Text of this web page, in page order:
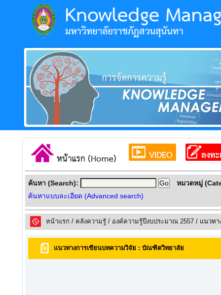
ค้นหา (Search):
ค้นหาแบบละเอียด (Advanced search)
หมวดหมู่
หน้าแรก / คลังความรูั / องค์ความรู้ปีงบประมาณ 2557 / แนวท
แนวทางการเขียนบทความวิจัย : บัณฑิตวิทยาลัย